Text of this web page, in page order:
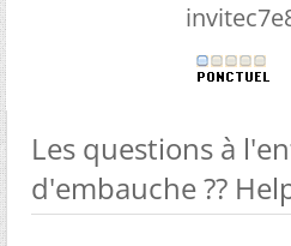
Les questions à
d'embauche ??